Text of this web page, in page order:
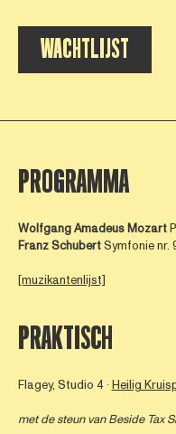
WACHTLIJST
PROGRAMMA
Wolfgang Amadeus Mozart
Franz SchubertSymfonie nr.
[muzikantenlijst]
PRAKTISCH
Flagey, Studio 4 ∙Heilig
met de steun vanBeside Tax